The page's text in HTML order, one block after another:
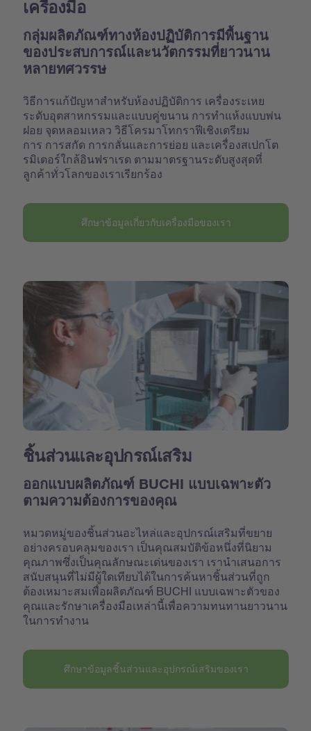
เครื่องมือ
กลุ่มผลิตภัณฑ์ทางห้องปฏิบัติการมีพื้นฐาน
ของประสบการณ์และนวัตกรรมที่ยาวนาน
หลายทศวรรษ
วิธีการแก้ปัญหาสำหรับห้องปฏิบัติการ เครื่องระเหย
ระดับอุตสาหกรรมและแบบคู่ขนาน การทำแห้งแบบพ่น
ฝอย จุดหลอมเหลว วิธีโครมาโทกราฟีเชิงเตรียม
การ การสกัด การกลั่นและการย่อย และเครื่องสเปกโต
รมิเตอร์ใกล้อินฟราเรด ตามมาตรฐานระดับสูงสุดที่
ลูกค้าทั่วโลกของเราเรียกร้อง
ศึกษาข้อมูลเกี่ยวกับเครื่องมือของเรา
ชิ้นส่วนและอุปกรณ์เสริม
ออกแบบผลิตภัณฑ์ BUCHI แบบเฉพาะตัว
ตามความต้องการของคุณ
หมวดหมู่ของชิ้นส่วนอะไหล่และอุปกรณ์เสริมที่ขยาย
อย่างครอบคลุมของเรา เป็นคุณสมบัติข้อหนึ่งที่นิยาม
คุณภาพซึ่งเป็นคุณลักษณะเด่นของเรา เรานำเสนอการ
สนับสนุนที่ไม่มีผู้ใดเทียบได้ในการค้นหาชิ้นส่วนที่ถูก
ต้องเหมาะสมเพื่อผลิตภัณฑ์ BUCHI แบบเฉพาะตัวของ
คุณและรักษาเครื่องมือเหล่านี้เพื่อความทนทานยาวนาน
ในการทำงาน
ศึกษาข้อมูลชิ้นส่วนและอุปกรณ์เสริมของเรา